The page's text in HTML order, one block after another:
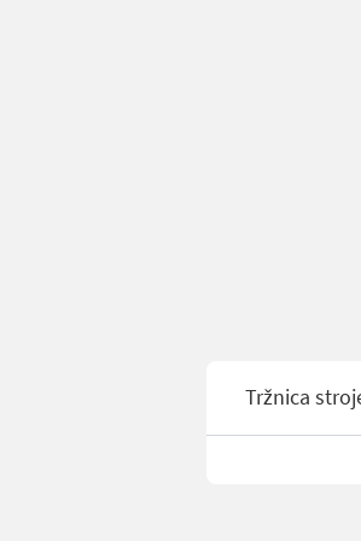
Tržnica